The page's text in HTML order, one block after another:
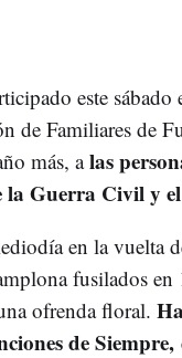
este
de Familiares de
más, alas
Guerra Civil y
en la vuelta
fusilados
ofrenda floral.
de